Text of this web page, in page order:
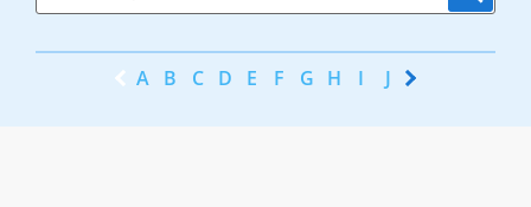
A B C D E F G H I J K